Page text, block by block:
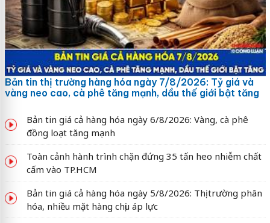
Bản tin thị trường hàng hóa ngày 7/8/2026: Tỷ giá và
vàng neo cao, cà phê tăng mạnh, dầu thế giới bật tăng
Bản tin giá cả hàng hóa ngày 6/8/2026: Vàng, cà phê
đồng loạt tăng mạnh
Toàn cảnh hành trình chặn đứng 35 tấn heo nhiễm chất
cấm vào TP.HCM
Bản tin giá cả hàng hóa ngày 5/8/2026: Thị trường phân
hóa, nhiều mặt hàng chịu áp lực